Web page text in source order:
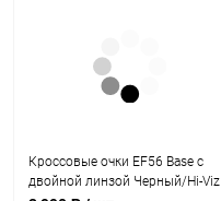
Кроссовые очки EF56 Base с
двойной линзой Черный/Hi-Viz